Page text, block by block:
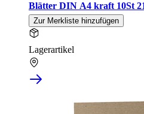
Blätter DIN A4 kraft 10St
Zur Merkliste hinzufügen
Lagerartikel